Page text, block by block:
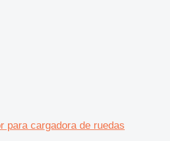
para cargadora de ruedas